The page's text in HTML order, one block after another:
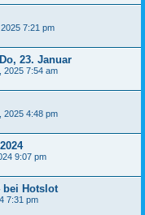
7:21 pm
23. Januar
2025 7:54 am
2025 4:48 pm
9:07 pm
bei Hotslot
7:31 pm